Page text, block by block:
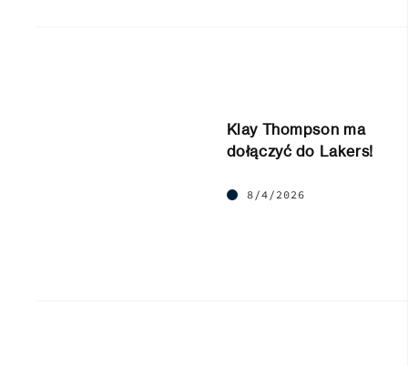
Klay Thompson ma
dołączyć do Lakers!
8/4/2026